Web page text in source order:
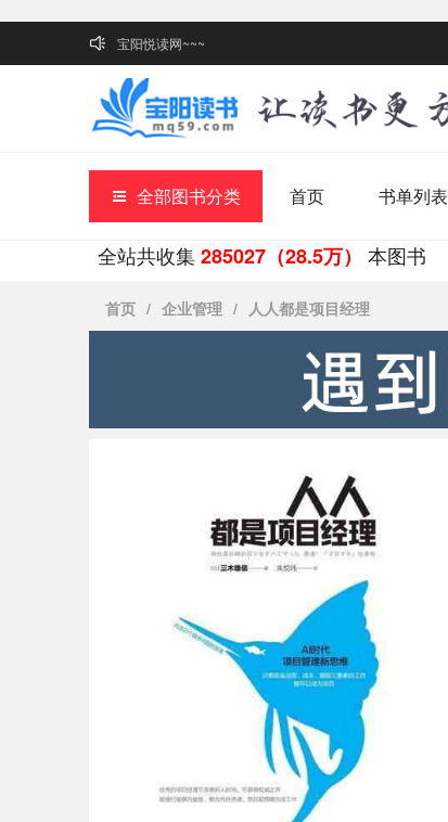
宝阳悦读网~~~
全部图书分类 首页 书单列表
全站共收集285027（28.5万） 本图书
首页 / 企业管理 / 人人都是项目经理